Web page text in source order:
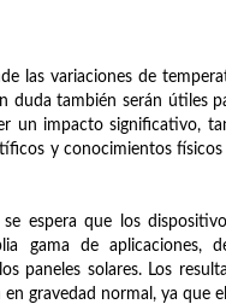
las variaciones de
duda también serán útiles
un impacto significativo,
y conocimientos
espera que los
gama de aplicaciones,
paneles solares. Los
gravedad normal, ya que